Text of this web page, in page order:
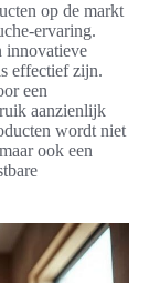
op de markt
ervaring.
innovatieve
effectief zijn.
een
aanzienlijk
wordt niet
ook een